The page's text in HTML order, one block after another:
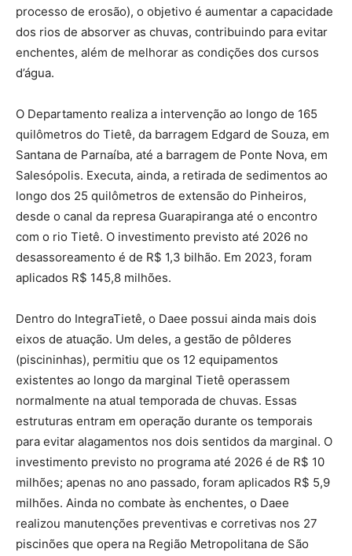
processo de erosão), o objetivo é aumentar a capacidade
dos rios de absorver as chuvas, contribuindo para evitar
enchentes, além de melhorar as condições dos cursos
d’água.
O Departamento realiza a intervenção ao longo de 165
quilômetros do Tietê, da barragem Edgard de Souza, em
Santana de Parnaíba, até a barragem de Ponte Nova, em
Salesópolis. Executa, ainda, a retirada de sedimentos ao
longo dos 25 quilômetros de extensão do Pinheiros,
desde o canal da represa Guarapiranga até o encontro
com o rio Tietê. O investimento previsto até 2026 no
desassoreamento é de R$ 1,3 bilhão. Em 2023, foram
aplicados R$ 145,8 milhões.
Dentro do IntegraTietê, o Daee possui ainda mais dois
eixos de atuação. Um deles, a gestão de pôlderes
(piscininhas), permitiu que os 12 equipamentos
existentes ao longo da marginal Tietê operassem
normalmente na atual temporada de chuvas. Essas
estruturas entram em operação durante os temporais
para evitar alagamentos nos dois sentidos da marginal. O
investimento previsto no programa até 2026 é de R$ 10
milhões; apenas no ano passado, foram aplicados R$ 5,9
milhões. Ainda no combate às enchentes, o Daee
realizou manutenções preventivas e corretivas nos 27
piscinões que opera na Região Metropolitana de São